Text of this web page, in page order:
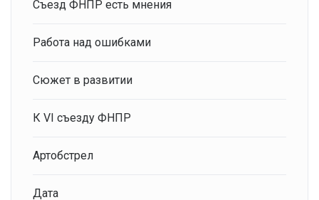
Съезд ФНПР есть мнения
Работа над ошибками
Сюжет в развитии
К VI съезду ФНПР
Артобстрел
Дата